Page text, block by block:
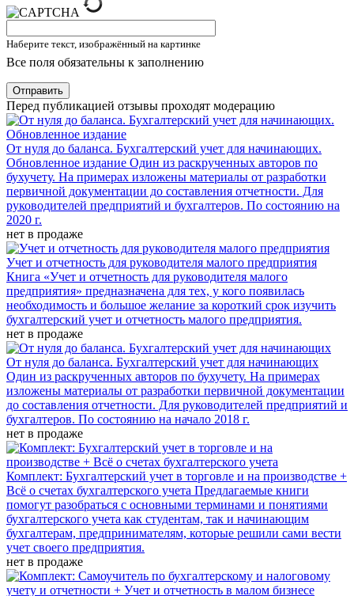
Наберите текст, изображённый на картинке
Все поля обязательны к заполнению
Отправить
Перед публикацией отзывы проходят модерацию
От нуля до баланса. Бухгалтерский учет для начинающих.
Обновленное издание Один из раскрученных авторов по
бухучету. На примерах изложены материалы от разработки
первичной документации до составления отчетности. Для
руководителей предприятий и бухгалтеров. По состоянию на
2020 г.
нет в продаже
Учет и отчетность для руководителя малого предприятия
Книга «Учет и отчетность для руководителя малого
предприятия» предназначена для тех, у кого появилась
необходимость и большое желание за короткий срок изучить
бухгалтерский учет и отчетность малого предприятия.
нет в продаже
От нуля до баланса. Бухгалтерский учет для начинающих
Один из раскрученных авторов по бухучету. На примерах
изложены материалы от разработки первичной документации
до составления отчетности. Для руководителей предприятий и
бухгалтеров. По состоянию на начало 2018 г.
нет в продаже
Комплект: Бухгалтерский учет в торговле и на производстве +
Всё о счетах бухгалтерского учета Предлагаемые книги
помогут разобраться с основными терминами и понятиями
бухгалтерского учета как студентам, так и начинающим
бухгалтерам, предпринимателям, которые решили сами вести
учет своего предприятия.
нет в продаже